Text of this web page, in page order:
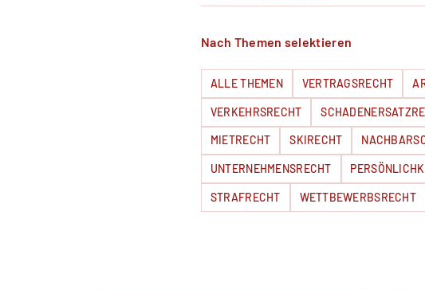
Nach Themen selektieren
ALLE THEMEN VERTRAGSRECHT
VERKEHRSRECHT
MIETRECHT SKIRECHT
UNTERNEHMENSRECHT
STRAFRECHT WETTBEWERBSRECHT